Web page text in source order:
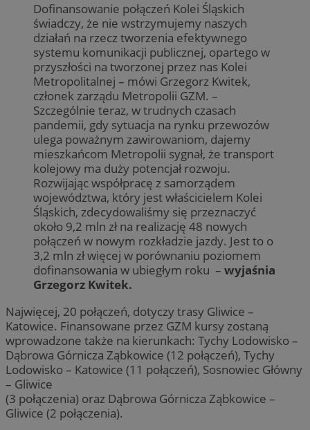
Dofinansowanie połączeń Kolei Śląskich
świadczy, że nie wstrzymujemy naszych
działań na rzecz tworzenia efektywnego
systemu komunikacji publicznej, opartego w
przyszłości na tworzonej przez nas Kolei
Metropolitalnej – mówi Grzegorz Kwitek,
członek zarządu Metropolii GZM. –
Szczególnie teraz, w trudnych czasach
pandemii, gdy sytuacja na rynku przewozów
ulega poważnym zawirowaniom, dajemy
mieszkańcom Metropolii sygnał, że transport
kolejowy ma duży potencjał rozwoju.
Rozwijając współpracę z samorządem
województwa, który jest właścicielem Kolei
Śląskich, zdecydowaliśmy się przeznaczyć
około 9,2 mln zł na realizację 48 nowych
połączeń w nowym rozkładzie jazdy. Jest to o
3,2 mln zł więcej w porównaniu poziomem
dofinansowania w ubiegłym roku – wyjaśnia
Grzegorz Kwitek.
Najwięcej, 20 połączeń, dotyczy trasy Gliwice –
Katowice. Finansowane przez GZM kursy zostaną
wprowadzone także na kierunkach: Tychy Lodowisko –
Dąbrowa Górnicza Ząbkowice (12 połączeń), Tychy
Lodowisko – Katowice (11 połączeń), Sosnowiec Główny
– Gliwice
(3 połączenia) oraz Dąbrowa Górnicza Ząbkowice –
Gliwice (2 połączenia).